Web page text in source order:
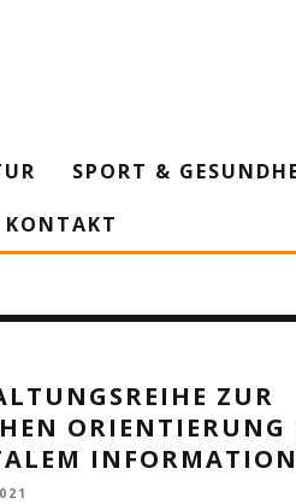
SPORT &
KONTAKT
ZUR
ORIENTIERUNG